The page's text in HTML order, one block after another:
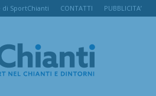
di SportChianti CONTATTI PUBBLICITA’
SportChianti